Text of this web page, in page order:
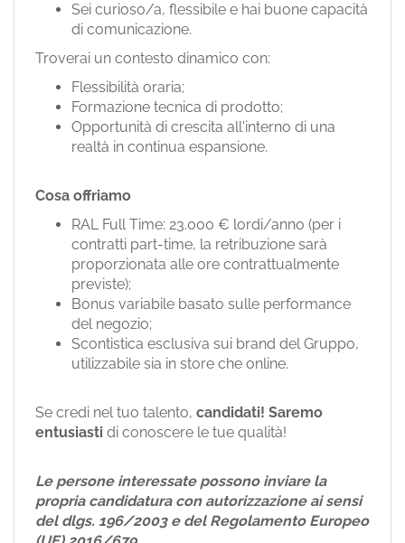
Sei curioso/a, flessibile e hai buone capacità
di comunicazione.
Troverai un contesto dinamico con:
Flessibilità oraria;
Formazione tecnica di prodotto;
Opportunità di crescita all'interno di una
realtà in continua espansione.
Cosa offriamo
RAL Full Time: 23.000 € lordi/anno (per i
contratti part-time, la retribuzione sarà
proporzionata alle ore contrattualmente
previste);
Bonus variabile basato sulle performance
del negozio;
Scontistica esclusiva sui brand del Gruppo,
utilizzabile sia in store che online.
Se credi nel tuo talento, candidati! Saremo
entusiasti di conoscere le tue qualità!
Le persone interessate possono inviare la
propria candidatura con autorizzazione ai sensi
del dlgs. 196/2003 e del Regolamento Europeo